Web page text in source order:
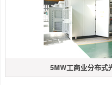
5MW工商业分布式